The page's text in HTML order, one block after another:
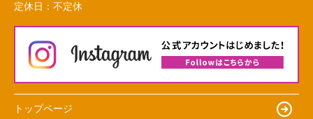
定休日： 不定休
トップページ